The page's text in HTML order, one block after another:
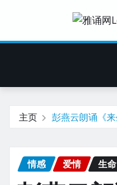
主页 彭燕云朗诵《
情感 爱情 生命